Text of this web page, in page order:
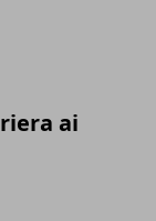
ai